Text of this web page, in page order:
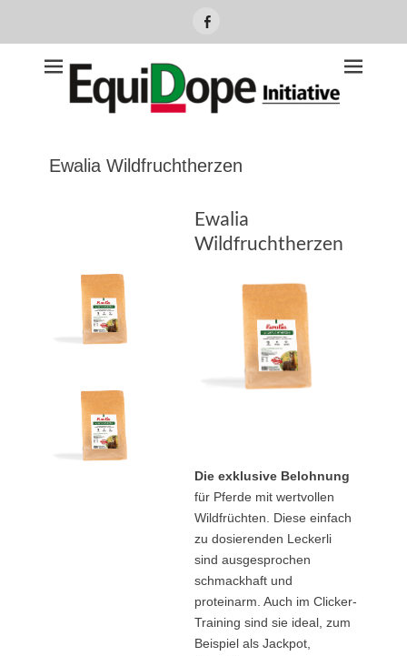
Equidope Initiative
Ewalia Wildfruchtherzen
Ewalia
Wildfruchtherzen
Die exklusive Belohnung
für Pferde mit wertvollen
Wildfrüchten. Diese einfach
zu dosierenden Leckerli
sind ausgesprochen
schmackhaft und
proteinarm. Auch im Clicker-
Training sind sie ideal, zum
Beispiel als Jackpot,